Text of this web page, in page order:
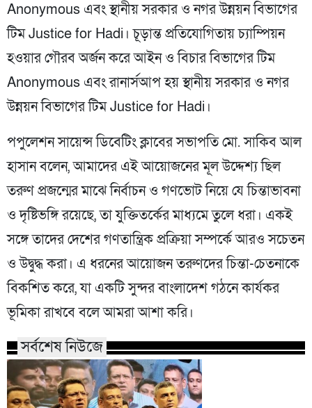
Anonymous এবং স্থানীয় সরকার ও নগর উন্নয়ন বিভাগের
টিম Justice for Hadi। চূড়ান্ত প্রতিযোগিতায় চ্যাম্পিয়ন
হওয়ার গৌরব অর্জন করে আইন ও বিচার বিভাগের টিম
Anonymous এবং রানার্সআপ হয় স্থানীয় সরকার ও নগর
উন্নয়ন বিভাগের টিম Justice for Hadi।
পপুলেশন সায়েন্স ডিবেটিং ক্লাবের সভাপতি মো. সাকিব আল
হাসান বলেন, আমাদের এই আয়োজনের মূল উদ্দেশ্য ছিল
তরুণ প্রজন্মের মাঝে নির্বাচন ও গণভোট নিয়ে যে চিন্তাভাবনা
ও দৃষ্টিভঙ্গি রয়েছে, তা যুক্তিতর্কের মাধ্যমে তুলে ধরা। একই
সঙ্গে তাদের দেশের গণতান্ত্রিক প্রক্রিয়া সম্পর্কে আরও সচেতন
ও উদ্বুদ্ধ করা। এ ধরনের আয়োজন তরুণদের চিন্তা-চেতনাকে
বিকশিত করে, যা একটি সুন্দর বাংলাদেশ গঠনে কার্যকর
ভূমিকা রাখবে বলে আমরা আশা করি।
সর্বশেষ নিউজে